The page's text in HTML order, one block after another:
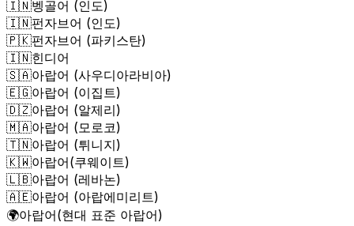
🇮🇳벵골어 (인도)
🇮🇳펀자브어 (인도)
🇵🇰펀자브어 (파키스탄)
🇮🇳힌디어
🇸🇦아랍어 (사우디아라비아)
🇪🇬아랍어 (이집트)
🇩🇿아랍어 (알제리)
🇲🇦아랍어 (모로코)
🇹🇳아랍어 (튀니지)
🇰🇼아랍어(쿠웨이트)
🇱🇧아랍어 (레바논)
🇦🇪아랍어 (아랍에미리트)
🌍아랍어(현대 표준 아랍어)